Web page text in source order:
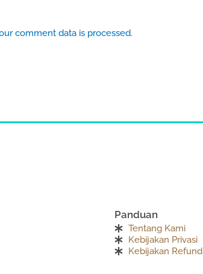
comment data is processed.
Panduan
Tentang Kami
Kebijakan Privasi
Kebijakan Refund